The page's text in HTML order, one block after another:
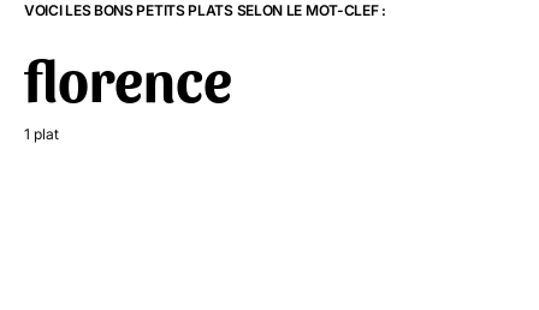
VOICI LES BONS PETITS PLATS SELON LE MOT-CLEF :
florence
1 plat